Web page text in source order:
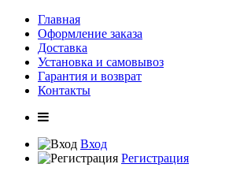
Главная
Оформление заказа
Доставка
Установка и самовывоз
Гарантия и возврат
Контакты
Вход
Регистрация